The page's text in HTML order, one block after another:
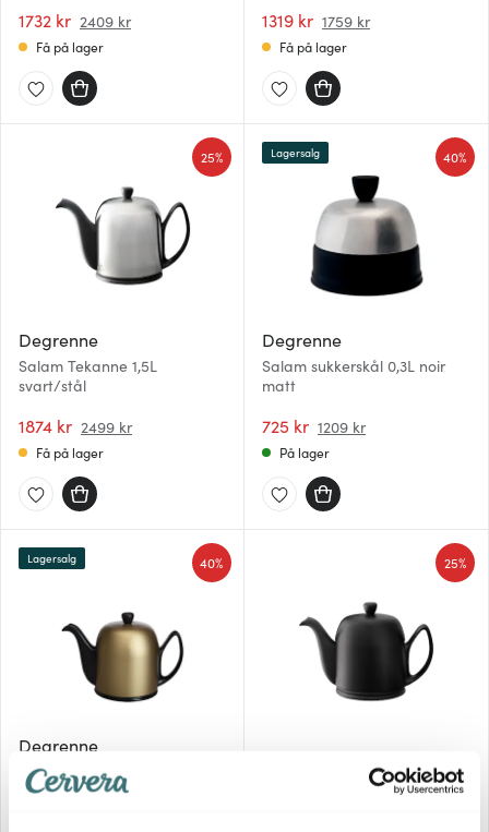
1732 kr 2409 kr
Få på lager
1319 kr 1759 kr
Få på lager
Degrenne
Salam Tekanne 1,5L
svart/stål
1874 kr 2499 kr
25%
Få på lager
Degrenne
Salam sukkerskål 0,3L noir
matt
725 kr 1209 kr
40%
Lagersalg
På lager
Degrenne
Salam tekanne 0,7L noir
bronze
40%
Lagersalg
Salam Tekanne 1L svart
25%